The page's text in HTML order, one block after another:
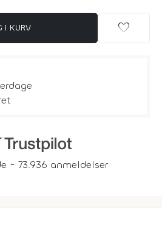
I KURV favorite
- 73.936 anmeldelser